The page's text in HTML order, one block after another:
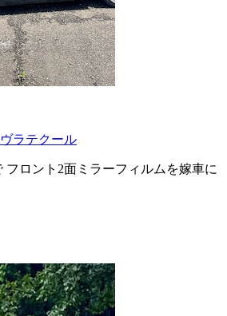
ラテクール
フロント2面ミラーフィルムを嫁車に